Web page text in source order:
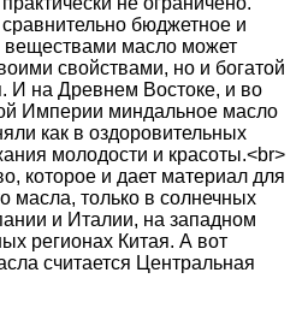
бюджетное и
масло может
свойствами, но и богатой
И на Древнем Востоке, и во
Империи миндальное масло
как в оздоровительных
молодости и красоты.<br>
которое и дает материал для
масла, только в солнечных
и Италии, на западном
регионах Китая. А вот
считается Центральная